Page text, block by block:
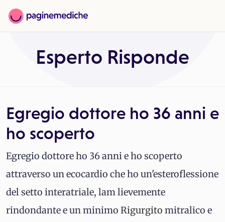
Esperto Risponde
Egregio dottore ho 36 anni e
ho scoperto
Egregio dottore ho 36 anni e ho scoperto
attraverso un ecocardio che ho un'esteroflessione
del setto interatriale, lam lievemente
rindondante e un minimo Rigurgito mitralico e